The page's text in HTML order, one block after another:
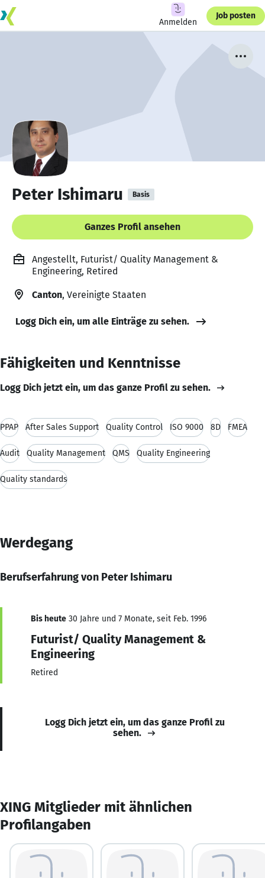
Anmelden
Job posten
Peter Ishimaru Basis
Ganzes Profil ansehen
Angestellt, Futurist/ Quality Management &
Engineering, Retired
Canton, Vereinigte Staaten
Logg Dich ein, um alle Einträge zu sehen.
Fähigkeiten und Kenntnisse
Logg Dich jetzt ein, um das ganze Profil zu sehen.
PPAP After Sales Support Quality Control ISO 9000 8D FMEA
Audit Quality Management QMS Quality Engineering
Quality standards
Werdegang
Berufserfahrung von Peter Ishimaru
Bis heute 30 Jahre und 7 Monate, seit Feb. 1996
Futurist/ Quality Management &
Engineering
Retired
Logg Dich jetzt ein, um das ganze Profil zu
sehen.
XING Mitglieder mit ähnlichen
Profilangaben